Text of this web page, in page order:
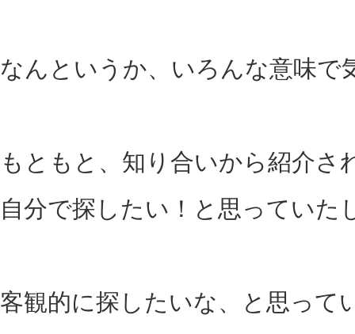
なんというか、いろんな意味で
もともと、知り合いから紹介さ
自分で探したい！と思っていた
客観的に探したいな、と思って